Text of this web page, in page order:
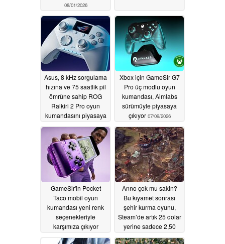
08/01/2026
Asus, 8 kHz sorgulama
hızına ve 75 saatlik pil
ömrüne sahip ROG
Raikiri 2 Pro oyun
kumandasını piyasaya
sürdü07/10/2026
Xbox için GameSir G7
Pro üç modlu oyun
kumandası, Aimlabs
sürümüyle piyasaya
çıkıyor 07/09/2026
GameSir'in Pocket
Taco mobil oyun
kumandası yeni renk
seçenekleriyle
karşımıza çıkıyor
07/01/2026
Anno çok mu sakin?
Bu kıyamet sonrası
şehir kurma oyunu,
Steam’de artık 25 dolar
yerine sadece 2,50
dolar07/01/2026